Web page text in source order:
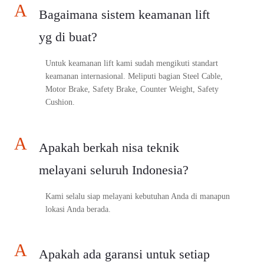
A
Bagaimana sistem keamanan lift
yg di buat?
Untuk keamanan lift kami sudah mengikuti standart
keamanan internasional. Meliputi bagian Steel Cable,
Motor Brake, Safety Brake, Counter Weight, Safety
Cushion.
A
Apakah berkah nisa teknik
melayani seluruh Indonesia?
Kami selalu siap melayani kebutuhan Anda di manapun
lokasi Anda berada.
A
Apakah ada garansi untuk setiap